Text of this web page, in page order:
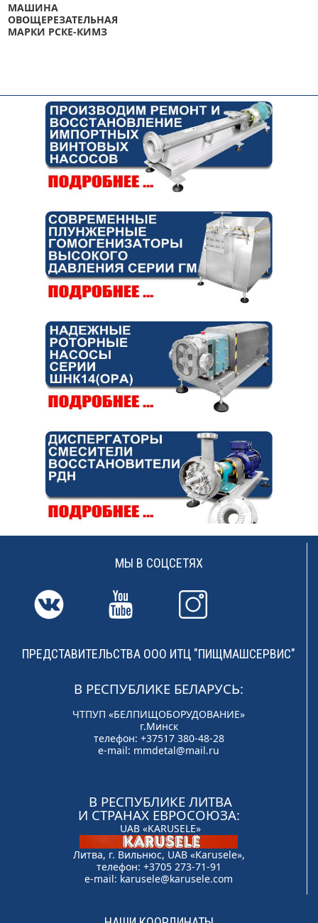
МАШИНА
ОВОЩЕРЕЗАТЕЛЬНАЯ
МАРКИ РСКЕ-КИМЗ
МЫ В СОЦСЕТЯХ
ПРЕДСТАВИТЕЛЬСТВА ООО ИТЦ "ПИЩМАШСЕРВИС"
В РЕСПУБЛИКЕ БЕЛАРУСЬ:
ЧТПУП «БЕЛПИЩОБОРУДОВАНИЕ»
г.Минск
телефон: +37517 380-48-28
e-mail: mmdetal@mail.ru
В РЕСПУБЛИКЕ ЛИТВА
И СТРАНАХ ЕВРОСОЮЗА:
UAB «KARUSELE»
Литва, г. Вильнюс, UAB «Karusele»,
телефон: +3705 273-71-91
e-mail: karusele@karusele.com